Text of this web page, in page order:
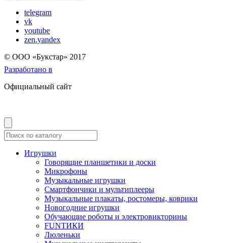
telegram
vk
youtube
zen.yandex
© OOO «Букстар» 2017
Разработано в
Официальный сайт
Игрушки
Говорящие планшетики и доски
Микрофоны
Музыкальные игрушки
Смартфончики и мультиплееры
Музыкальные плакаты, ростомеры, коврики
Новогодние игрушки
Обучающие роботы и электровикторины
FUNТИКИ
Люленьки